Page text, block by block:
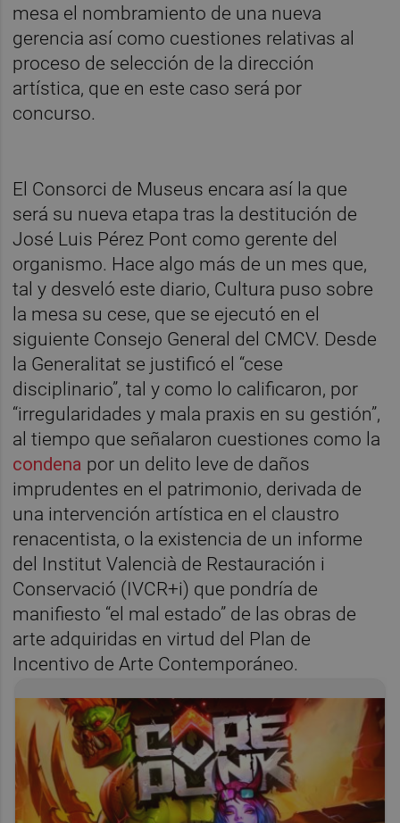
mesa el nombramiento de una nueva
gerencia así como cuestiones relativas al
proceso de selección de la dirección
artística, que en este caso será por
concurso.
El Consorci de Museus encara así la que
será su nueva etapa tras la destitución de
José Luis Pérez Pont como gerente del
organismo. Hace algo más de un mes que,
tal y desveló este diario, Cultura puso sobre
la mesa su cese, que se ejecutó en el
siguiente Consejo General del CMCV. Desde
la Generalitat se justificó el “cese
disciplinario”, tal y como lo calificaron, por
“irregularidades y mala praxis en su gestión”,
al tiempo que señalaron cuestiones como la
condena por un delito leve de daños
imprudentes en el patrimonio, derivada de
una intervención artística en el claustro
renacentista, o la existencia de un informe
del Institut Valencià de Restauración i
Conservació (IVCR+i) que pondría de
manifiesto “el mal estado” de las obras de
arte adquiridas en virtud del Plan de
Incentivo de Arte Contemporáneo.